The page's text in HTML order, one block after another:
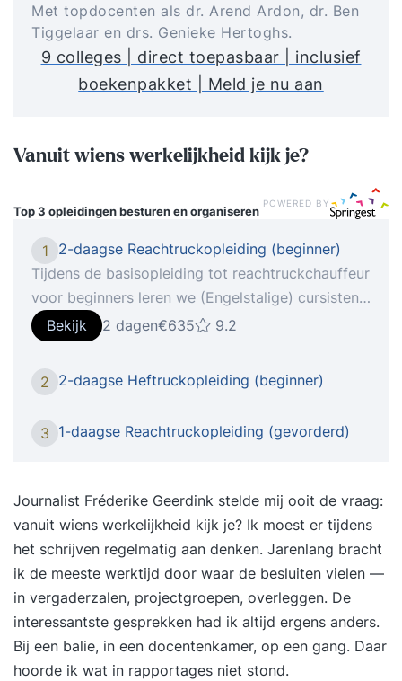
Met topdocenten als dr. Arend Ardon, dr. Ben
Tiggelaar en drs. Genieke Hertoghs.
9 colleges | direct toepasbaar | inclusief
boekenpakket | Meld je nu aan
Vanuit wiens werkelijkheid kijk je?
Top 3 opleidingenbesturen en organiseren
POWERED BY
1
2-daagse Reachtruckopleiding (beginner)
Tijdens de basisopleiding tot reachtruckchauffeur
voor beginners leren we (Engelstalige) cursisten
een reachtruck te besturen en tot in de puntjes te
beheersen. Het besturen van een reachtruck voelt
vaak onnatuurlijk, omdat er gereden wordt in een
zijwaartse richting. Met verschillende opdrachten
verschillende soorten ladingen over speciale
gevoel krijgen hoe een reachtruck bestuurd dient
te worden. We richten ons met 10 uur praktijktijd
op de praktijk en veiligheid. Wijzen cursisten op
gevaren en leren ze ten alle tijden goed om zich
heen te kijken. Door de uitgekiende en
didactische opbouw van de cursus in 2
aaneengesloten dagen (07.00 - 14.30 uur) zijn
ook de onervaren reachtruckchauffeurs in staat
Bekijk 2 dagen€635 9.2
2 2-daagse Heftruckopleiding (beginner)
3 1-daagse Reachtruckopleiding (gevorderd)
Journalist Fréderike Geerdink stelde mij ooit de vraag:
vanuit wiens werkelijkheid kijk je? Ik moest er tijdens
het schrijven regelmatig aan denken. Jarenlang bracht
ik de meeste werktijd door waar de besluiten vielen —
in vergaderzalen, projectgroepen, overleggen. De
interessantste gesprekken had ik altijd ergens anders.
Bij een balie, in een docentenkamer, op een gang. Daar
hoorde ik wat in rapportages niet stond.